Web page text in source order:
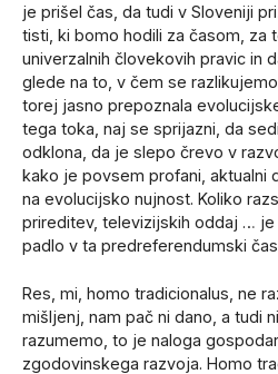
je prišel čas, da tudi v Sloveniji
tisti, ki bomo hodili za časom, za
univerzalnih človekovih pravic in
glede na to, v čem se
torej jasno prepoznala
tega toka, naj se sprijazni, da
odklona, da je slepo črevo v
kako je povsem profani, aktualni
na evolucijsko nujnost. Koliko
prireditev, televizijskih oddaj …
padlo v ta predreferendumski
Res, mi, homo tradicionalus, ne
mišljenj, nam pač ni dano, a tudi
razumemo, to je naloga
zgodovinskega razvoja. Homo